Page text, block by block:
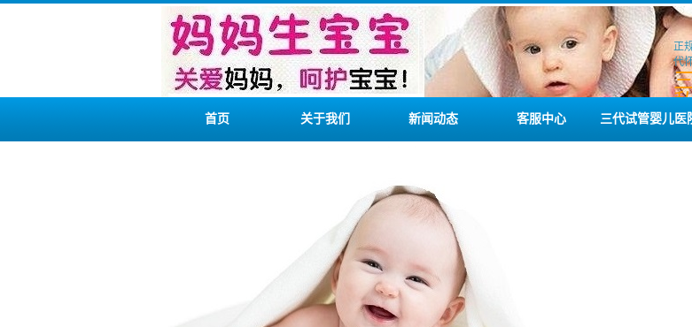
正
代
首页 关于我们 新闻动态 客服中心 三代试管婴儿医